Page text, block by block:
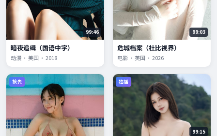
99:46
暗夜追缉（国语中字）
动漫 · 美国 · 2018
99:03
危城档案（杜比视界）
电影 · 英国 · 2026
抢先 独播
99:15